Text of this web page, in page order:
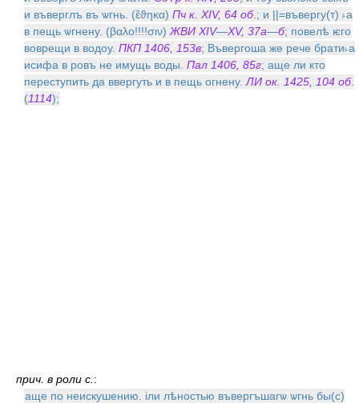
и въверглъ въ ѡгнь. (ἔϑηκα) Пч к. XIV, 64 об.; и ||=въвергу(т) ˫а
в пещь ѡгнену. (βαλο!!!!σιν) ЖВИ XIV—XV, 37а—б; повелѣ ѥго
воврещи в водоу. ПКП 1406, 153в; Въвергоша же рече брати˫а
исифа в ровъ не имущь воды. Пал 1406, 85г; аще ли кто
переступить да ввергуть и в пещь огнену. ЛИ ок. 1425, 104 об.
(1114);
прич. в роли с. :
аще по неискушению. iли лѣностью въвергъшагѡ ѡгнь бы(с)